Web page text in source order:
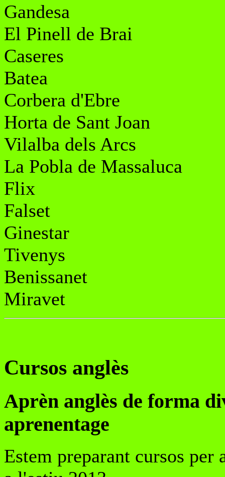
Gandesa
El Pinell de Brai
Caseres
Batea
Corbera d'Ebre
Horta de Sant Joan
Vilalba dels Arcs
La Pobla de Massaluca
Flix
Falset
Ginestar
Tivenys
Benissanet
Miravet
Cursos anglès
Aprèn anglès de forma
aprenentage
Estem preparant cursos